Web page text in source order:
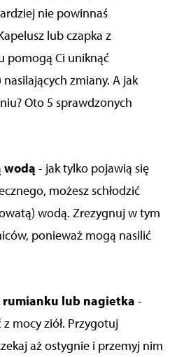
nie powinnaś
lub czapka z
pomogą Ci uniknąć
nasilających zmiany. A jak
Oto 5 sprawdzonych
wodą - jak tylko pojawią się
możesz schłodzić
wodą. Zrezygnuj w tym
ponieważ mogą nasilić
rumianku lub nagietka -
mocy ziół. Przygotuj
aż ostygnie i przemyj nim